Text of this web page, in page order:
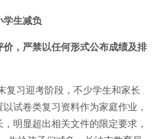
学生减负
，严禁以任何形式公布成绩及排
习迎考阶段，不少学生和家长
试卷类复习资料作为家庭作业，
明显超出相关文件的限定要求，